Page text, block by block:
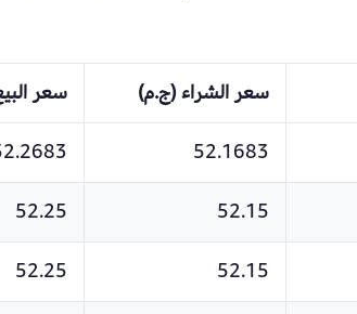
سعر الشراء (ج.م) سعر
52.1683
52.15
52.25
52.15
52.25